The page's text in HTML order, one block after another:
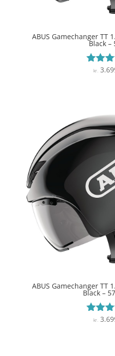
ABUS Gamechanger TT
Black –
kr.
ABUS Gamechanger TT
Black –
kr.